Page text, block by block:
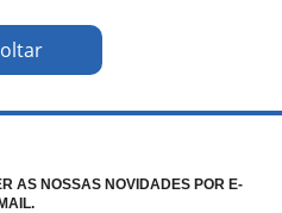
AS NOSSAS NOVIDADES POR E-